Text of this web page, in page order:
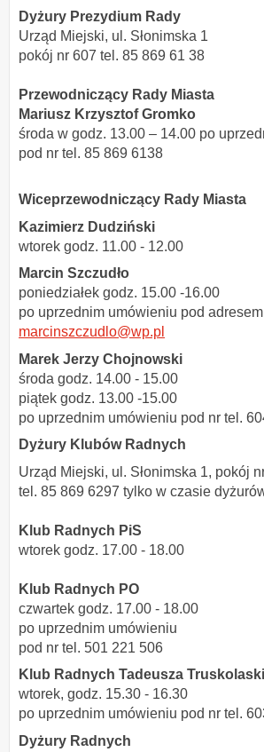
Dyżury Prezydium Rady
Urząd Miejski, ul. Słonimska 1
pokój nr 607 tel. 85 869 61 38
Przewodniczący Rady Miasta
Mariusz Krzysztof Gromko
środa w godz. 13.00 – 14.00 po
pod nr tel. 85 869 6138
Wiceprzewodniczący Rady Miasta
Kazimierz Dudziński
wtorek godz. 11.00 - 12.00
Marcin Szczudło
poniedziałek godz. 15.00 -16.00
po uprzednim umówieniu pod
marcinszczudlo@wp.pl
Marek Jerzy Chojnowski
środa godz. 14.00 - 15.00
piątek godz. 13.00 -15.00
po uprzednim umówieniu pod nr tel.
Dyżury Klubów Radnych
Urząd Miejski, ul. Słonimska 1, pokój
tel. 85 869 6297 tylko w czasie
Klub Radnych PiS
wtorek godz. 17.00 - 18.00
Klub Radnych PO
czwartek godz. 17.00 - 18.00
po uprzednim umówieniu
pod nr tel. 501 221 506
Klub Radnych Tadeusza
wtorek, godz. 15.30 - 16.30
po uprzednim umówieniu pod nr tel.
Dyżury Radnych